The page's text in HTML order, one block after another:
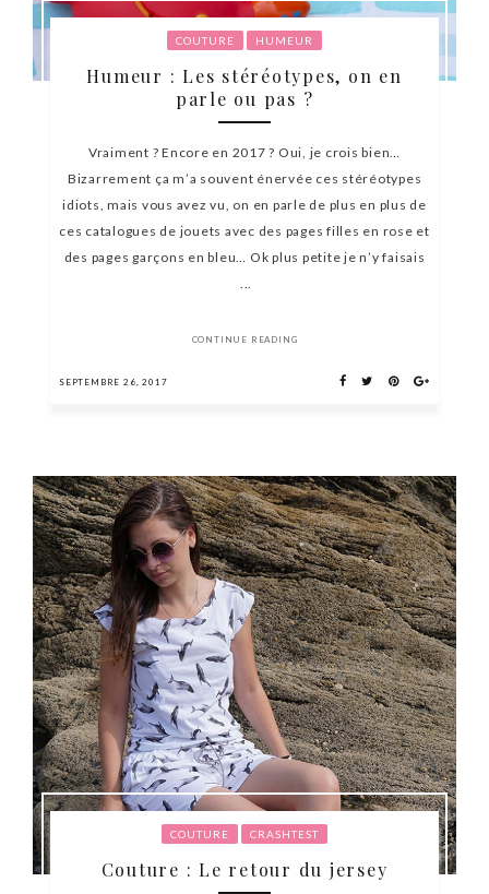
COUTURE HUMEUR
Humeur : Les stéréotypes, on en
parle ou pas ?
Vraiment ? Encore en 2017 ? Oui, je crois bien…
Bizarrement ça m’a souvent énervée ces stéréotypes
idiots, mais vous avez vu, on en parle de plus en plus de
ces catalogues de jouets avec des pages filles en rose et
des pages garçons en bleu… Ok plus petite je n’y faisais
...
CONTINUE READING
SEPTEMBRE 26, 2017
COUTURE CRASHTEST
Couture : Le retour du jersey